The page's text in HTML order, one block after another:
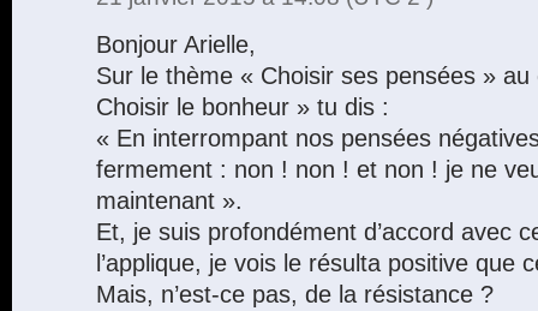
Bonjour Arielle,
Sur le thème « Choisir ses pensées »
Choisir le bonheur » tu dis :
« En interrompant nos pensées
fermement : non ! non ! et non ! je ne
maintenant ».
Et, je suis profondément d’accord avec
l’applique, je vois le résulta positive que
Mais, n’est-ce pas, de la résistance ?